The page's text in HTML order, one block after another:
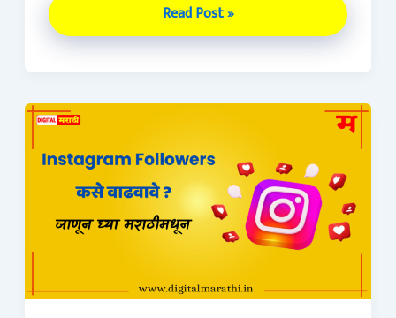
Read Post »
कसे
वाढवावे
?